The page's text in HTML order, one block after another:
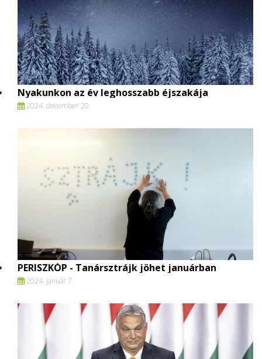
Nyakunkon az év leghosszabb éjszakája
2024. december 20.
PERISZKÓP - Tanársztrájk jöhet januárban
2024. január 7.